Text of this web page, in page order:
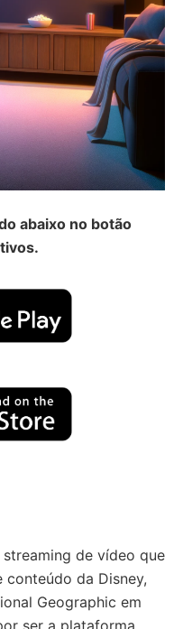
abaixo no botão
de vídeo que
da Disney,
Geographic em
ser a plataforma